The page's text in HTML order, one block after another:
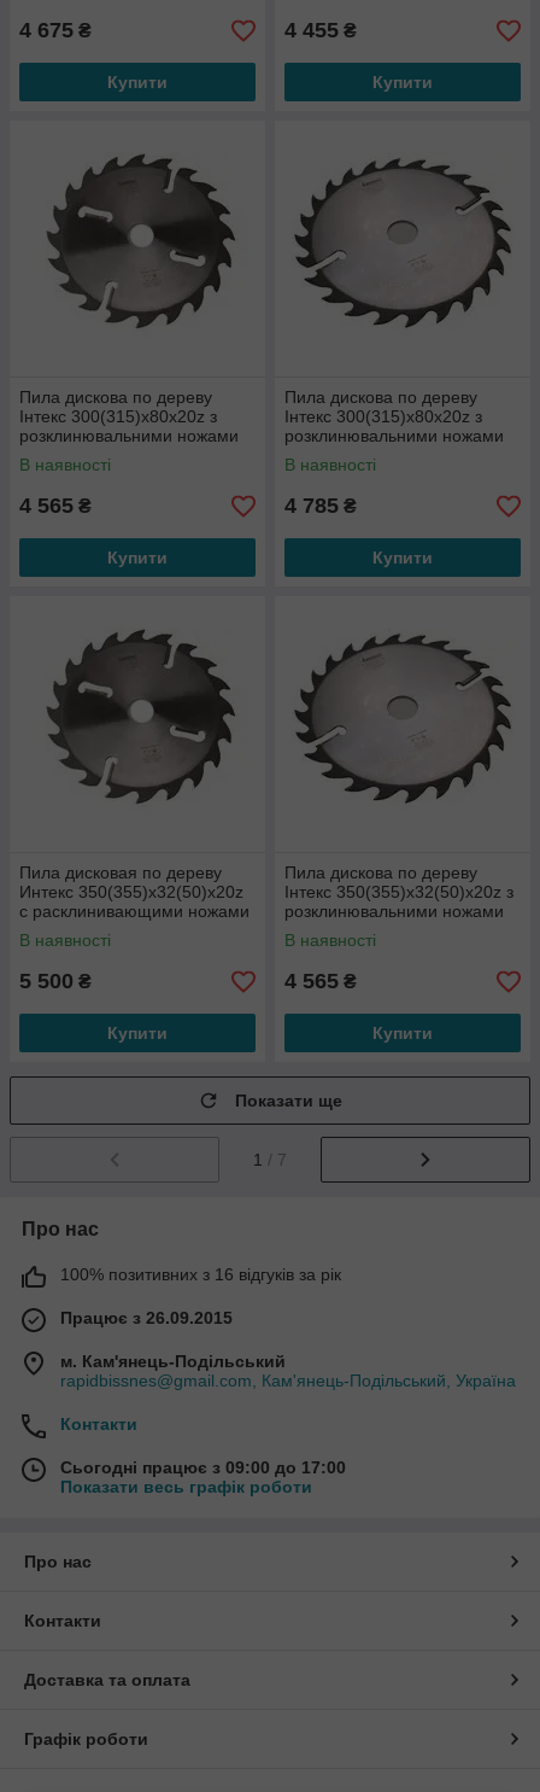
4 675 ₴
Купити
4 455 ₴
Купити
Пила дискова по дереву
Інтекс 300(315)x80x20z з
розклинювальними ножами
по периметру
В наявності
4 565 ₴
Купити
Пила дискова по дереву
Інтекс 300(315)x80x20z з
розклинювальними ножами
по периметру
В наявності
4 785 ₴
Купити
Пила дисковая по дереву
Интекс 350(355)x32(50)x20z
с расклинивающими ножами
по периметру
В наявності
5 500 ₴
Купити
Пила дискова по дереву
Інтекс 350(355)x32(50)x20z з
розклинювальними ножами
по периметру
В наявності
4 565 ₴
Купити
Показати ще
1 / 7
Про нас
100% позитивних з 16 відгуків за рік
Працює з 26.09.2015
м. Кам'янець-Подільський
rapidbissnes@gmail.com, Кам'янець-Подільський, Україна
Контакти
Сьогодні працює з 09:00 до 17:00
Показати весь графік роботи
Про нас
Контакти
Доставка та оплата
Графік роботи